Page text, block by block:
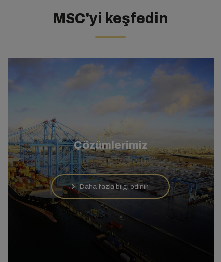
MSC'yi keşfedin
Çözümlerimiz
Daha fazla bilgi edinin